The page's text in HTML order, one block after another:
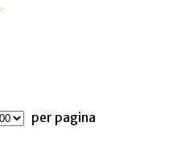
per pagina